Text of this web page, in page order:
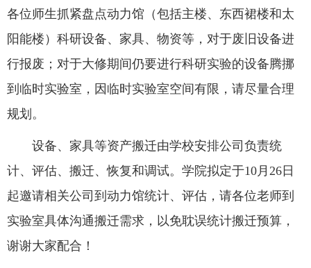
各位师生抓紧盘点动力馆（包括主楼、东西裙楼和太
阳能楼）科研设备、家具、物资等，对于废旧设备进
行报废；对于大修期间仍要进行科研实验的设备腾挪
到临时实验室，因临时实验室空间有限，请尽量合理
规划。
设备、家具等资产搬迁由学校安排公司负责统
计、评估、搬迁、恢复和调试。学院拟定于10月26日
起邀请相关公司到动力馆统计、评估，请各位老师到
实验室具体沟通搬迁需求，以免耽误统计搬迁预算，
谢谢大家配合！